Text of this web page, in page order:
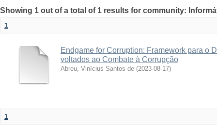
Showing 1 out of a total of 1 results for community:
1
Endgame for Corruption: Framework para o
voltados ao Combate à Corrupção
Abreu, Vinícius Santos de (2023-08-17)
1